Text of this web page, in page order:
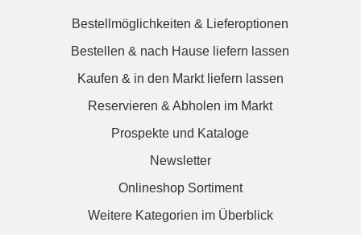
Bestellmöglichkeiten & Lieferoptionen
Bestellen & nach Hause liefern lassen
Kaufen & in den Markt liefern lassen
Reservieren & Abholen im Markt
Prospekte und Kataloge
Newsletter
Onlineshop Sortiment
Weitere Kategorien im Überblick